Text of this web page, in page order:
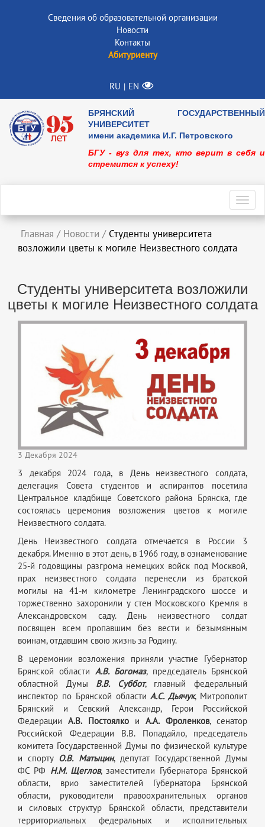
Сведения об образовательной организации
Новости
Контакты
Абитуриенту
RU | EN
БРЯНСКИЙ ГОСУДАРСТВЕННЫЙ
УНИВЕРСИТЕТ
имени академика И.Г. Петровского
БГУ - вуз для тех, кто верит в себя и
стремится к успеху!
Главная / Новости / Студенты университета
возложили цветы к могиле Неизвестного солдата
Студенты университета возложили
цветы к могиле Неизвестного солдата
3 Декабря 2024
3 декабря 2024 года, в День неизвестного солдата,
делегация Совета студентов и аспирантов посетила
Центральное кладбище Советского района Брянска, где
состоялась церемония возложения цветов к могиле
Неизвестного солдата.
День Неизвестного солдата отмечается в России 3
декабря. Именно в этот день, в 1966 году, в ознаменование
25-й годовщины разгрома немецких войск под Москвой,
прах неизвестного солдата перенесли из братской
могилы на 41-м километре Ленинградского шоссе и
торжественно захоронили у стен Московского Кремля в
Александровском саду. День неизвестного солдат
посвящен всем пропавшим без вести и безымянным
воинам, отдавшим свою жизнь за Родину.
В церемонии возложения приняли участие Губернатор
Брянской области А.В. Богомаз, председатель Брянской
областной Думы В.В. Суббот, главный федеральный
инспектор по Брянской областиА.С. Дьячук, Митрополит
Брянский и Севский Александр, Герои Российской
ФедерацииА.В. ПостоялкоиА.А. Фроленков, сенатор
Российской Федерации В.В. Попадайло, председатель
комитета Государственной Думы по физической культуре
и спорту О.В. Матыцин, депутат Государственной Думы
ФС РФ Н.М. Щеглов, заместители Губернатора Брянской
области, врио заместителей Губернатора Брянской
области, руководители правоохранительных органов
и силовых структур Брянской области, представители
территориальных федеральных и исполнительных